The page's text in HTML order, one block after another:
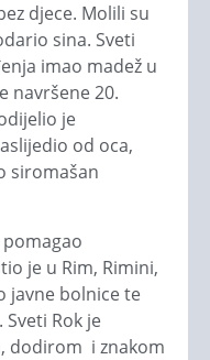
djece. Molili su
sina. Sveti
imao madež u
navršene 20.
je
od oca,
siromašan
je u Rim, Rimini,
javne bolnice te
Rok je
dodirom i znakom